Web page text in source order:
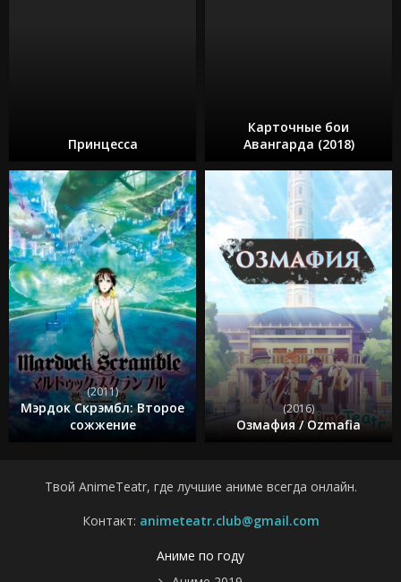
Принцесса
Карточные бои
Авангарда (2018)
(2011)
Мэрдок Скрэмбл: Второе
сожжение
(2016)
Озмафия / Ozmafia
Твой AnimeTeatr, где лучшие аниме всегда онлайн.
Контакт: animeteatr.club@gmail.com
Аниме по году